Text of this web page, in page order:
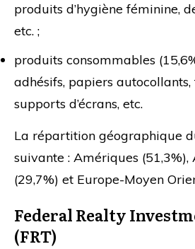
produits d’hygiène féminine,
etc. ;
produits consommables
adhésifs, papiers
supports d’écrans, etc.
La répartition géographique
suivante : Amériques
(29,7%) et Europe-Moyen
Federal Realty
(FRT)